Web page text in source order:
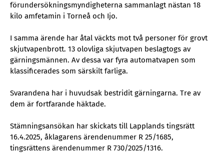
förundersökningsmyndigheterna sammanlagt nästan 18
kilo amfetamin i Torneå och Ijo.
I samma ärende har åtal väckts mot två personer för grovt
skjutvapenbrott. 13 olovliga skjutvapen beslagtogs av
gärningsmännen. Av dessa var fyra automatvapen som
klassificerades som särskilt farliga.
Svarandena har i huvudsak bestridit gärningarna. Tre av
dem är fortfarande häktade.
Stämningsansökan har skickats till Lapplands tingsrätt
16.4.2025, åklagarens ärendenummer R 25/1685,
tingsrättens ärendenummer R 730/2025/1316.